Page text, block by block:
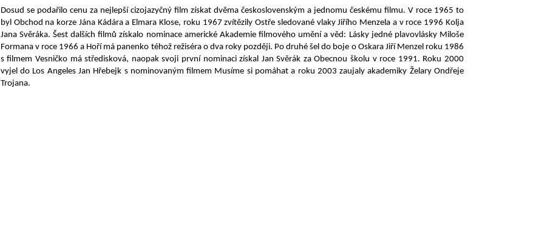
Dosud se podařilo cenu za nejlepší cizojazyčný film získat dvěma československým a jednomu českému filmu. V roce 1965 to
byl Obchod na korze Jána Kádára a Elmara Klose, roku 1967 zvítězily Ostře sledované vlaky Jiřího Menzela a v roce 1996 Kolja
Jana Svěráka. Šest dalších filmů získalo nominace americké Akademie filmového umění a věd: Lásky jedné plavovlásky Miloše
Formana v roce 1966 a Hoří má panenko téhož režiséra o dva roky později. Po druhé šel do boje o Oskara Jiří Menzel roku 1986
s filmem Vesničko má středisková, naopak svoji první nominaci získal Jan Svěrák za Obecnou školu v roce 1991. Roku 2000
vyjel do Los Angeles Jan Hřebejk s nominovaným filmem Musíme si pomáhat a roku 2003 zaujaly akademiky Želary Ondřeje
Trojana.